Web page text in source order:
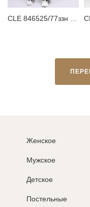
Женское
Мужское
Детское
Постельные